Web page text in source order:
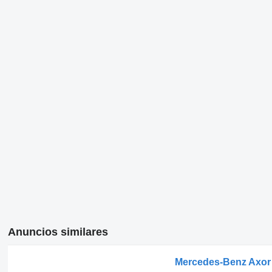
Anuncios similares
Mercedes-Benz